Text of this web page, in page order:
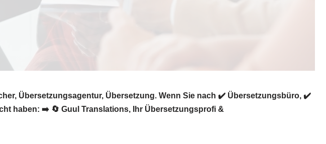
Übersetzungsagentur, Übersetzung. Wenn Sie nach ✔️ Übersetzungsbüro, ✔️
haben: ➡️ 🔄 Guul Translations, Ihr Übersetzungsprofi &